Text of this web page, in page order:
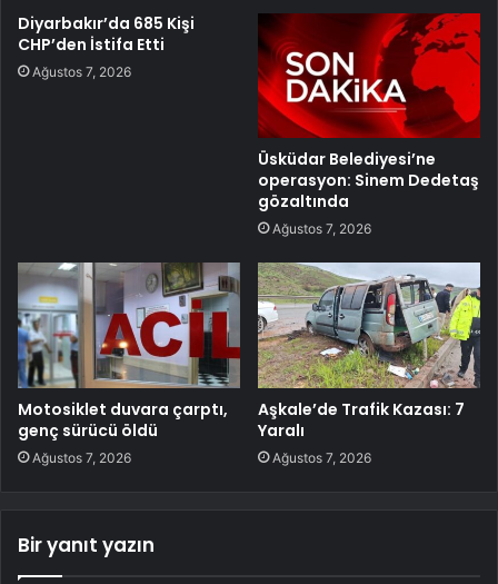
Diyarbakır’da 685 Kişi
CHP’den İstifa Etti
Ağustos 7, 2026
Üsküdar Belediyesi’ne
operasyon: Sinem Dedetaş
gözaltında
Ağustos 7, 2026
Motosiklet duvara çarptı,
genç sürücü öldü
Ağustos 7, 2026
Aşkale’de Trafik Kazası: 7
Yaralı
Ağustos 7, 2026
Bir yanıt yazın